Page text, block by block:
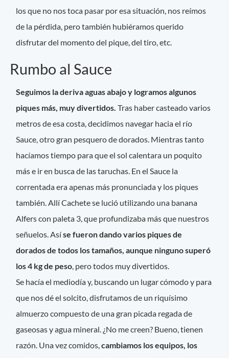
los que no nos toca pasar por esa situación, nos reímos
de la pérdida, pero también hubiéramos querido
disfrutar del momento del pique, del tiro, etc.
Rumbo al Sauce
Seguimos la deriva aguas abajo y logramos algunos
piques más, muy divertidos.Tras haber casteado varios
metros de esa costa, decidimos navegar hacia el río
Sauce, otro gran pesquero de dorados. Mientras tanto
hacíamos tiempo para que el sol calentara un poquito
más e ir en busca de las taruchas. En el Sauce la
correntada era apenas más pronunciada y los piques
también. Allí Cachete se lució utilizando una banana
Alfers con paleta 3, que profundizaba más que nuestros
señuelos. Asíse fueron dando varios piques de
dorados de todos los tamaños, aunque ninguno superó
los 4 kg de peso , pero todos muy divertidos.
Se hacía el mediodía y, buscando un lugar cómodo y para
que nos dé el solcito, disfrutamos de un riquísimo
almuerzo compuesto de una gran picada regada de
gaseosas y agua mineral. ¿No me creen? Bueno, tienen
razón. Una vez comidos,cambiamos los equipos, los